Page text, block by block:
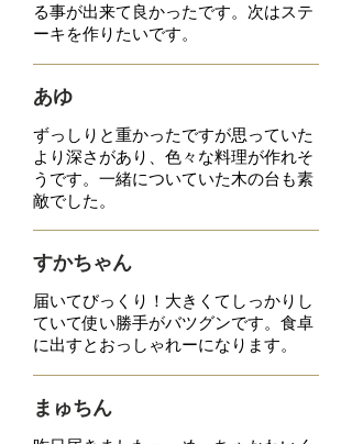
る事が出来て良かったです。次はステ
ーキを作りたいです。
あゆ
ずっしりと重かったですが思っていた
より深さがあり、色々な料理が作れそ
うです。一緒についていた木の台も素
敵でした。
すかちゃん
届いてびっくり！大きくてしっかりし
ていて使い勝手がバツグンです。 食卓
に出すとおっしゃれーになります。
​まゅちん